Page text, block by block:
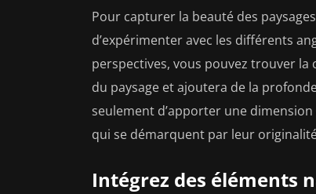
Pour capturer la beauté des
d’expérimenter avec les différents
perspectives, vous pouvez trouver
du paysage et ajoutera de la
seulement d’apporter une
qui se démarquent par leur
Intégrez des éléments